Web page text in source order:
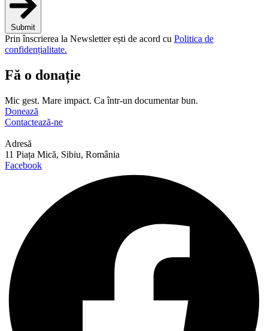
Submit
Prin înscrierea la Newsletter ești de acord cu Politica de
confidențialitate.
Fă o donație
Mic gest. Mare impact. Ca într-un documentar bun.
Donează
Contactează-ne
Adresă
11 Piața Mică, Sibiu, România
Facebook